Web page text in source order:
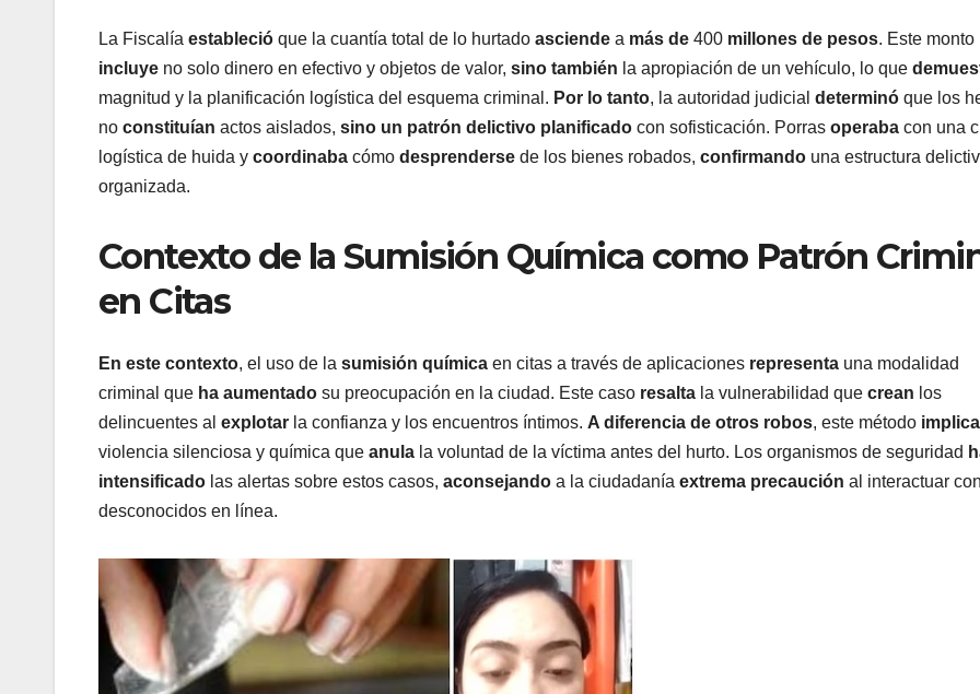
La Fiscalía estableció que la cuantía total de lo hurtado asciende a más de 400 millones de pesos. Este monto
incluye no solo dinero en efectivo y objetos de valor, sino también la apropiación de un vehículo, lo que
magnitud y la planificación logística del esquema criminal. Por lo tanto, la autoridad judicial determinó que los
no constituían actos aislados, sino un patrón delictivo planificado con sofisticación. Porras operaba con una
logística de huida y coordinaba cómo desprenderse de los bienes robados, confirmando una estructura
organizada.
Contexto de la Sumisión Química como Patrón
en Citas
En este contexto, el uso de la sumisión química en citas a través de aplicaciones representa una modalidad
criminal que ha aumentado su preocupación en la ciudad. Este caso resalta la vulnerabilidad que crean los
delincuentes al explotar la confianza y los encuentros íntimos. A diferencia de otros robos, este método implica
violencia silenciosa y química que anula la voluntad de la víctima antes del hurto. Los organismos de seguridad
intensificado las alertas sobre estos casos, aconsejando a la ciudadanía extrema precaución al interactuar
desconocidos en línea.